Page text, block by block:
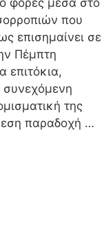
φορές μέσα στο
που
επισημαίνει σε
Πέμπτη
επιτόκια,
συνεχόμενη
της
παραδοχή …